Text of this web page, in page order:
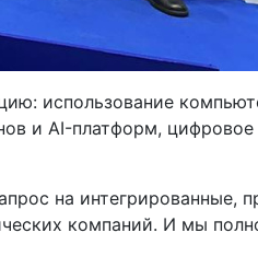
использование
и AI-платформ, цифровое
на интегрированные,
компаний. И мы